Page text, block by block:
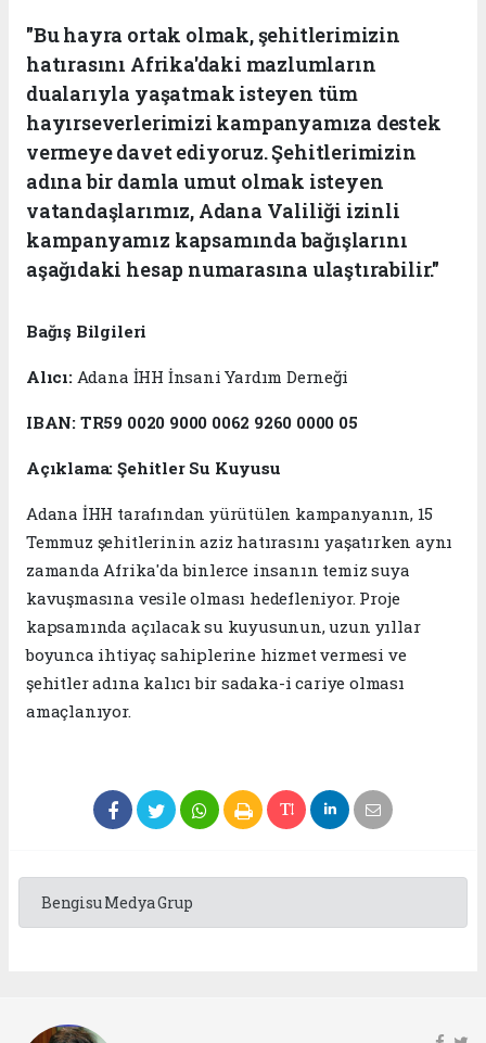
"Bu hayra ortak olmak, şehitlerimizin
hatırasını Afrika'daki mazlumların
dualarıyla yaşatmak isteyen tüm
hayırseverlerimizi kampanyamıza destek
vermeye davet ediyoruz. Şehitlerimizin
adına bir damla umut olmak isteyen
vatandaşlarımız, Adana Valiliği izinli
kampanyamız kapsamında bağışlarını
aşağıdaki hesap numarasına ulaştırabilir."
Bağış Bilgileri
Alıcı:Adana İHH İnsani Yardım Derneği
IBAN: TR59 0020 9000 0062 9260 0000 05
Açıklama: Şehitler Su Kuyusu
Adana İHH tarafından yürütülen kampanyanın, 15
Temmuz şehitlerinin aziz hatırasını yaşatırken aynı
zamanda Afrika'da binlerce insanın temiz suya
kavuşmasına vesile olması hedefleniyor. Proje
kapsamında açılacak su kuyusunun, uzun yıllar
boyunca ihtiyaç sahiplerine hizmet vermesi ve
şehitler adına kalıcı bir sadaka-i cariye olması
amaçlanıyor.
Bengisu Medya Grup